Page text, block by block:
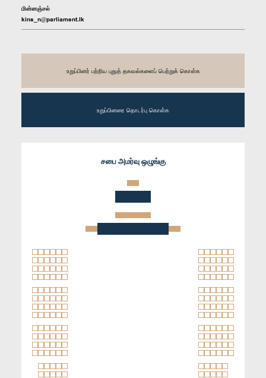
மின்னஞ்சல்
kins_n@parliament.lk
உறுப்பினர் பற்றிய புதுத் தகவல்களைப் பெற்றுக் கொள்க
உறுப்பினரை தொடர்பு கொள்க
சபை அமர்வு ஒழுங்கு